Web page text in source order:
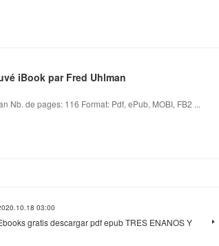
iBook par Fred Uhlman
Nb. de pages: 116 Format: Pdf, ePub, MOBI, FB2 ...
03:00
gratis descargar pdf epub TRES ENANOS Y